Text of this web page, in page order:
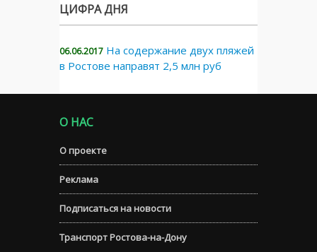
ЦИФРА ДНЯ
06.06.2017 На содержание двух пляжей
в Ростове направят 2,5 млн руб
О НАС
О проекте
Реклама
Подписаться на новости
Транспорт Ростова-на-Дону